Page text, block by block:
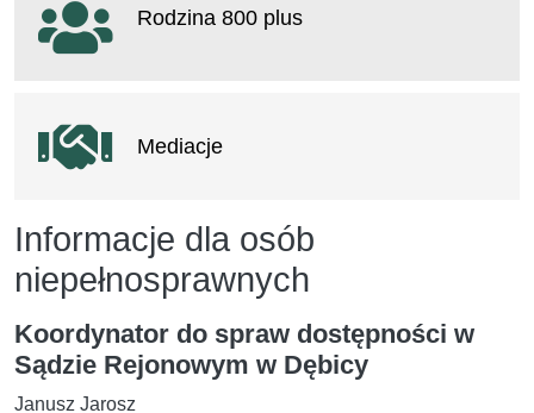
Informacje dla osób
niepełnosprawnych
Koordynator do spraw dostępności w
Sądzie Rejonowym w Dębicy
Janusz Jarosz
Rodzina 800 plus
Mediacje